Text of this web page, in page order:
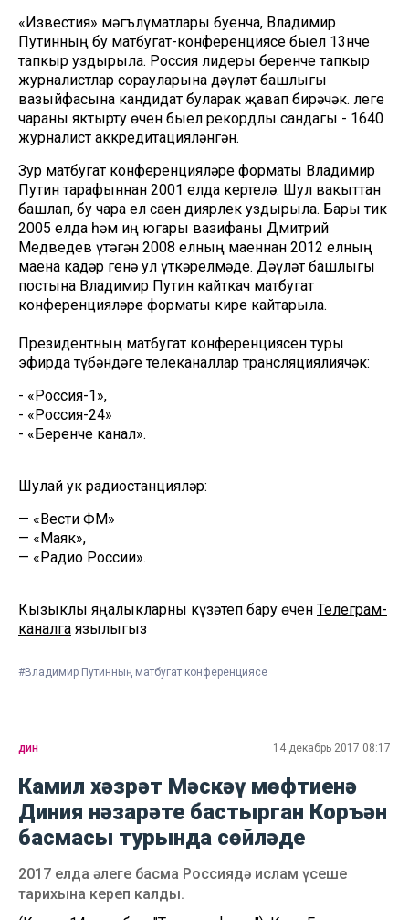
«Известия» мәгълүматлары буенча, Владимир
Путинның бу матбугат-конференциясе быел 13нче
тапкыр уздырыла. Россия лидеры беренче тапкыр
журналистлар сорауларына дәүләт башлыгы
вазыйфасына кандидат буларак җавап бирәчәк. Әлеге
чараны яктырту өчен быел рекордлы сандагы - 1640
журналист аккредитацияләнгән.
Зур матбугат конференцияләре форматы Владимир
Путин тарафыннан 2001 елда кертелә. Шул вакыттан
башлап, бу чара ел саен диярлек уздырыла. Бары тик
2005 елда һәм иң югары вазифаны Дмитрий
Медведев үтәгән 2008 елның маеннан 2012 елның
маена кадәр генә ул үткәрелмәде. Дәүләт башлыгы
постына Владимир Путин кайткач матбугат
конференцияләре форматы кире кайтарыла.
Президентның матбугат конференциясен туры
эфирда түбәндәге телеканаллар трансляциялиячәк:
- «Россия-1»,
- «Россия-24»
- «Беренче канал».
Шулай ук радиостанцияләр:
— «Вести ФМ»
— «Маяк»,
— «Радио России».
Кызыклы яңалыкларны күзәтеп бару өчен Телеграм-
каналга язылыгыз
#Владимир Путинның матбугат конференциясе
дин 14 декабрь 2017 08:17
Камил хәзрәт Мәскәү мөфтиенә
Диния нәзарәте бастырган Коръән
басмасы турында сөйләде
2017 елда әлеге басма Россиядә ислам үсеше
тарихына кереп калды.